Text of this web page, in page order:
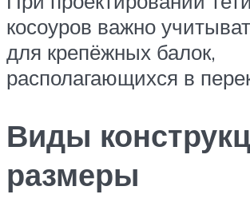
косоуров важно
для крепёжных балок,
располагающихся в
Виды
размеры